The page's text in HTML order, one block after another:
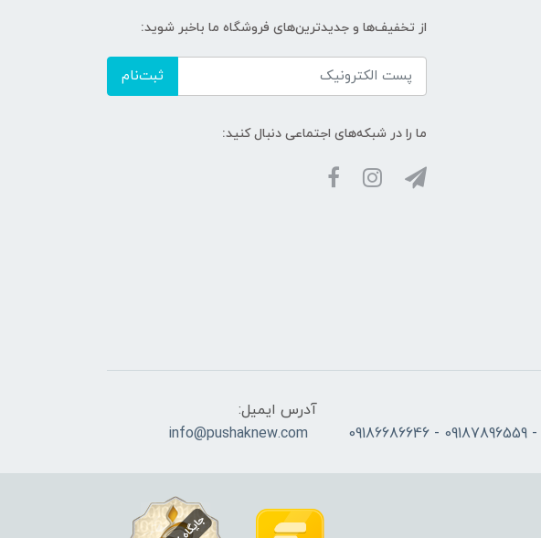
از تخفیف‌ها و جدیدترین‌های فروشگاه ما باخبر شوید:
ثبت‌نام
ما را در شبکه‌های اجتماعی دنبال کنید:
آدرس ایمیل:
info@pushaknew.com